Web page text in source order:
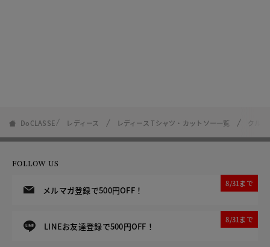
DoCLASSE レディース レディース Tシャツ・カットソー一覧 クル
FOLLOW US
メルマガ登録で500円OFF！
8/31まで
LINEお友達登録で500円OFF！
8/31まで